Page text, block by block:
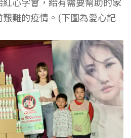
難的疫情。(下圖為愛心記